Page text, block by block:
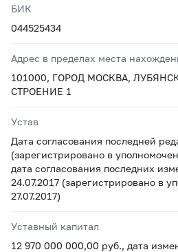
БИК
044525434
Адрес в пределах места
101000, ГОРОД МОСКВА,
СТРОЕНИЕ 1
Устав
Дата согласования последней
(зарегистрировано в
дата согласования последних
24.07.2017 (зарегистрировано в
27.07.2017)
Уставный капитал
12 970 000 000,00 руб., дата